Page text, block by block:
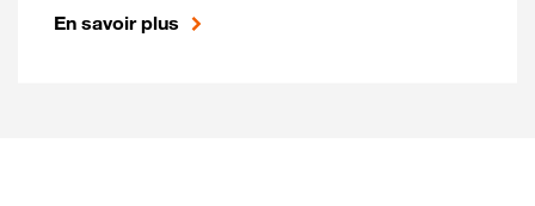
En savoir plus